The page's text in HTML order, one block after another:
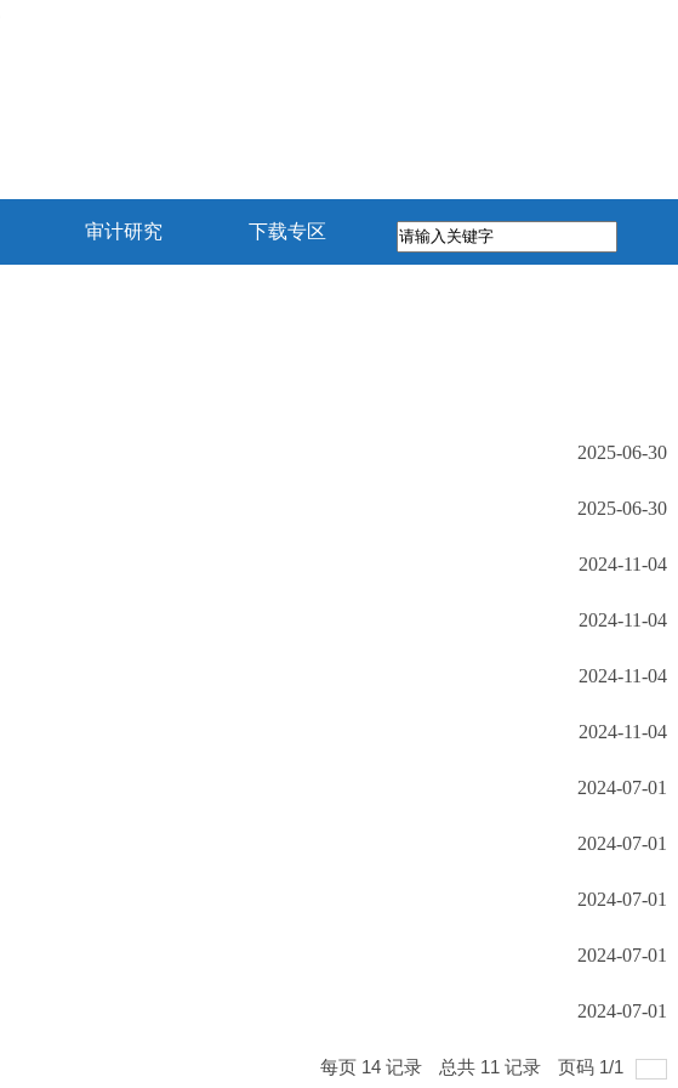
审计研究 下载专区
2025-06-30
2025-06-30
2024-11-04
2024-11-04
2024-11-04
2024-11-04
2024-07-01
2024-07-01
2024-07-01
2024-07-01
2024-07-01
每页 14记录 总共 11 记录 页码 1/1